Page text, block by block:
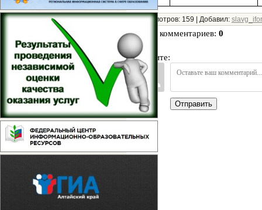
Просмотров: 159 Добавил:
Всего комментариев: 0
Войдите:
Отправить